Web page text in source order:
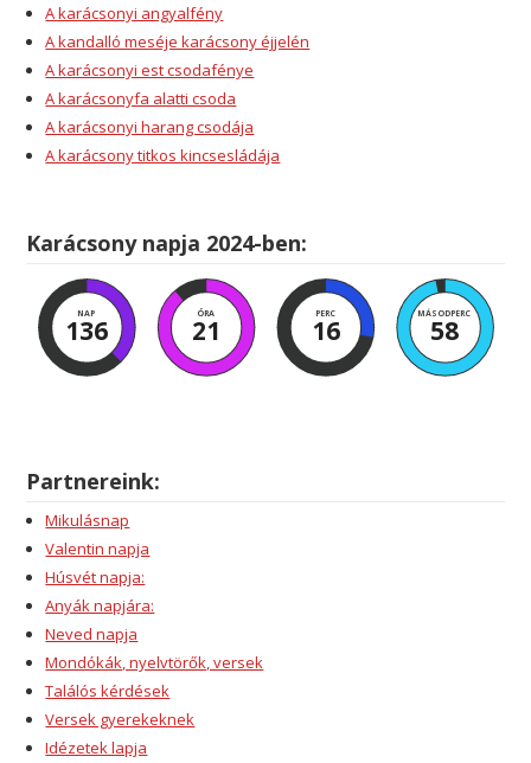
A karácsonyi angyalfény
A kandalló meséje karácsony éjjelén
A karácsonyi est csodafénye
A karácsonyfa alatti csoda
A karácsonyi harang csodája
A karácsony titkos kincsesládája
Karácsony napja 2024-ben:
NAP
136
ÓRA
21
PERC
16
MÁSODPERC
57
Partnereink:
Mikulásnap
Valentin napja
Húsvét napja:
Anyák napjára:
Neved napja
Mondókák, nyelvtörők, versek
Találós kérdések
Versek gyerekeknek
Idézetek lapja